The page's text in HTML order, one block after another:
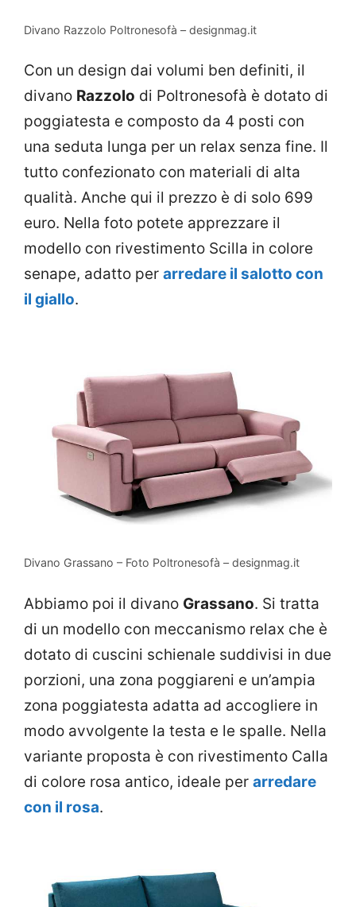
Divano Razzolo Poltronesofà – designmag.it
Con un design dai volumi ben definiti, il
divano Razzolo di Poltronesofà è dotato di
poggiatesta e composto da 4 posti con
una seduta lunga per un relax senza fine. Il
tutto confezionato con materiali di alta
qualità. Anche qui il prezzo è di solo 699
euro. Nella foto potete apprezzare il
modello con rivestimento Scilla in colore
senape, adatto per arredare il salotto con
il giallo.
Divano Grassano – Foto Poltronesofà – designmag.it
Abbiamo poi il divano Grassano. Si tratta
di un modello con meccanismo relax che è
dotato di cuscini schienale suddivisi in due
porzioni, una zona poggiareni e un’ampia
zona poggiatesta adatta ad accogliere in
modo avvolgente la testa e le spalle. Nella
variante proposta è con rivestimento Calla
di colore rosa antico, ideale per arredare
con il rosa.